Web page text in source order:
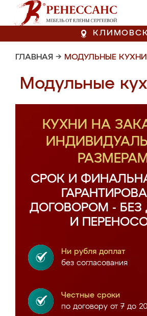
ГЛАВНАЯ → МОДУЛЬНЫЕ КУХНИ
Модульные
КУХНИ НА
РАЗМЕРАМ
СРОК И
ДОГОВОРОМ - БЕЗ
И
Ни рубля доплат
без согласования
Честные сроки
по договору от 7 до